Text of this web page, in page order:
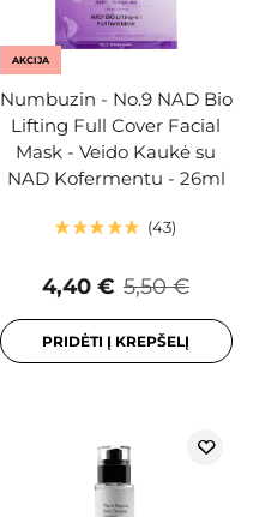
AKCIJA
Numbuzin - No.9 NAD Bio
Lifting Full Cover Facial
Mask - Veido Kaukė su
NAD Kofermentu - 26ml
43
5,50 €
4,40 €
PRIDĖTI Į KREPŠELĮ